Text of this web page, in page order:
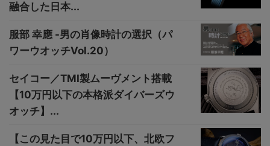
融合した日本...
服部 幸應 -男の肖像時計の選択（パ
ワーウオッチVol.20）
セイコー／TMI製ムーヴメント搭載
【10万円以下の本格派ダイバーズウ
オッチ】...
【この見た目で10万円以下、北欧フ